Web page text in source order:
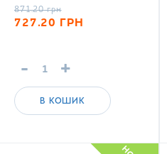
871.20 грн
727.20 ГРН
- +
В КОШИК